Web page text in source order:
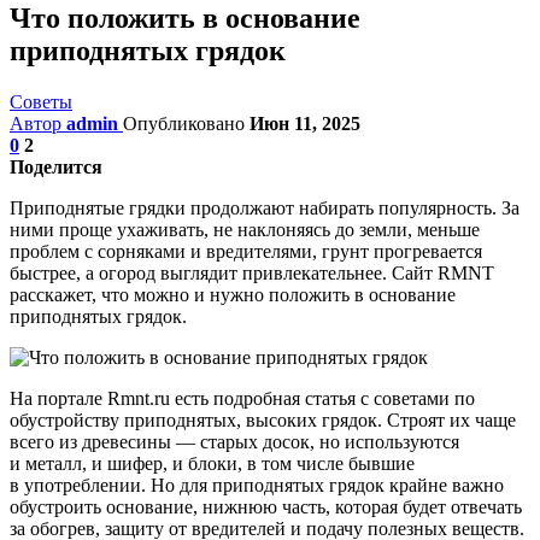
Что положить в основание
приподнятых грядок
Советы
Автор admin Опубликовано Июн 11, 2025
0 2
Поделится
Приподнятые грядки продолжают набирать популярность. За
ними проще ухаживать, не наклоняясь до земли, меньше
проблем с сорняками и вредителями, грунт прогревается
быстрее, а огород выглядит привлекательнее. Сайт RMNT
расскажет, что можно и нужно положить в основание
приподнятых грядок.
На портале Rmnt.ru есть подробная статья с советами по
обустройству приподнятых, высоких грядок. Строят их чаще
всего из древесины — старых досок, но используются
и металл, и шифер, и блоки, в том числе бывшие
в употреблении. Но для приподнятых грядок крайне важно
обустроить основание, нижнюю часть, которая будет отвечать
за обогрев, защиту от вредителей и подачу полезных веществ.